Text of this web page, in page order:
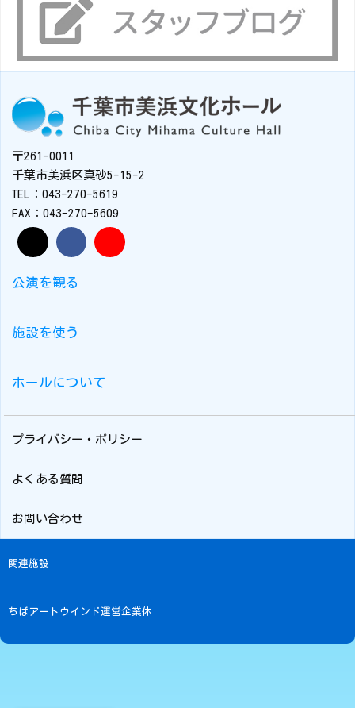
〒261-0011
千葉市美浜区真砂5-15-2
TEL：043-270-5619
FAX：043-270-5609
公演を観る
施設を使う
ホールについて
プライバシー・ポリシー
よくある質問
お問い合わせ
関連施設
ちばアートウインド運営企業体